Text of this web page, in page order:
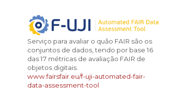
Serviço para avaliar o quão FAIR são os
conjuntos de dados, tendo por base 16
das 17 métricas de avaliação FAIR de
objetos digitais.
www.fairsfair.eu/f-uji-automated-fair-
data-assessment-tool